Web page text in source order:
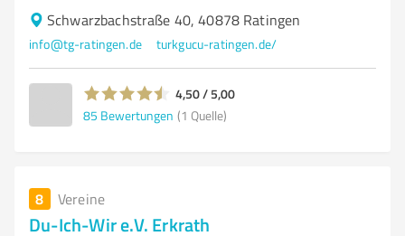
Schwarzbachstraße 40, 40878 Ratingen
info@tg-ratingen.de turkgucu-ratingen.de/
4,50 / 5,00
85 Bewertungen (1 Quelle)
8 Vereine
Du-Ich-Wir e.V. Erkrath